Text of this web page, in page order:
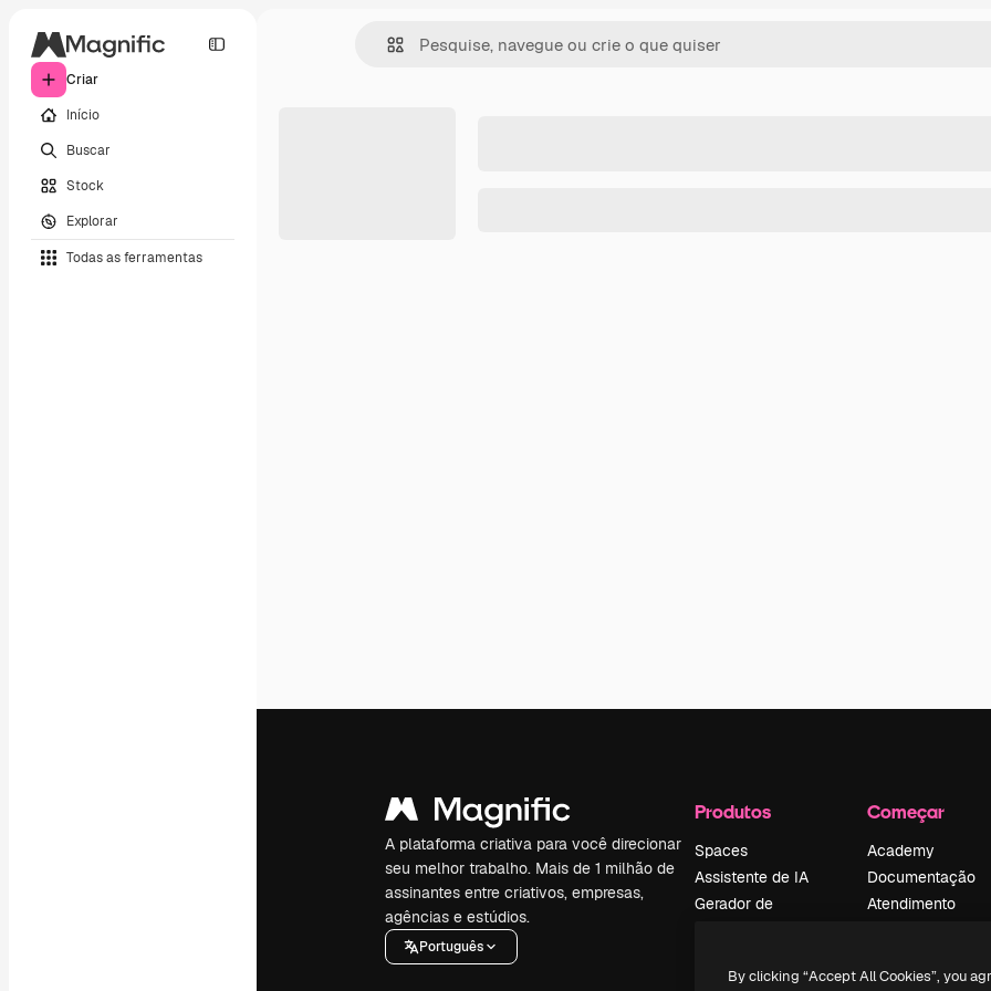
Criar
Início
Buscar
Stock
Explorar
Todas as ferramentas
A plataforma criativa para você direcionar
seu melhor trabalho. Mais de 1 milhão de
assinantes entre criativos, empresas,
agências e estúdios.
Português
Produtos
Spaces
Assistente de IA
Gerador de
Texto para voz
Começar
Academy
Documentação
Atendimento
Política de
By clicking “Accept All Cookies”, you